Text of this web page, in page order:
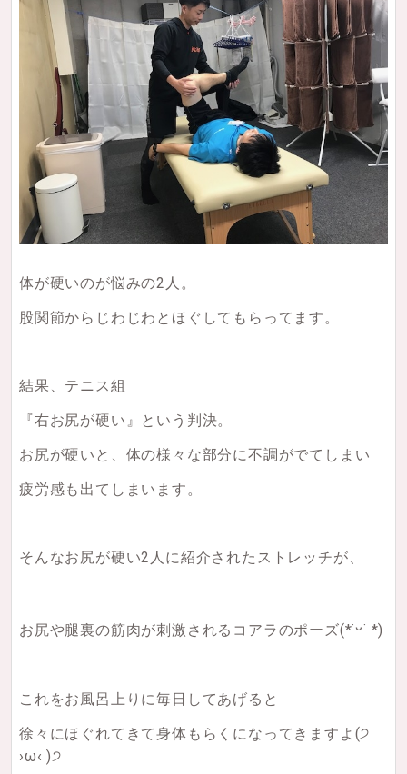
体が硬いのが悩みの2人。
股関節からじわじわとほぐしてもらってます。
結果、テニス組
『右お尻が硬い』という判決。
お尻が硬いと、体の様々な部分に不調がでてしまい
疲労感も出てしまいます。
そんなお尻が硬い2人に紹介されたストレッチが、
お尻や腿裏の筋肉が刺激されるコアラのポーズ(*˙ᵕ˙ *)
これをお風呂上りに毎日してあげると
徐々にほぐれてきて身体もらくになってきますよ (੭
›ω‹ )੭